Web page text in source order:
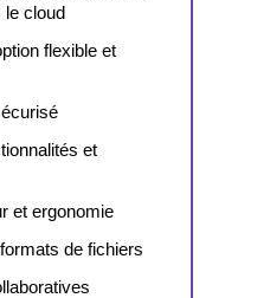
le cloud
flexible et
et
et ergonomie
de fichiers